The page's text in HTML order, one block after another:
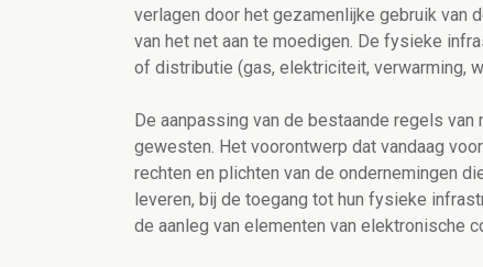
verlagen door het gezamenlijke gebruik van
van het net aan te moedigen. De fysieke
of distributie (gas, elektriciteit, verwarming,
De aanpassing van de bestaande regels
gewesten. Het voorontwerp dat vandaag
rechten en plichten van de ondernemingen
leveren, bij de toegang tot hun fysieke
de aanleg van elementen van elektronische